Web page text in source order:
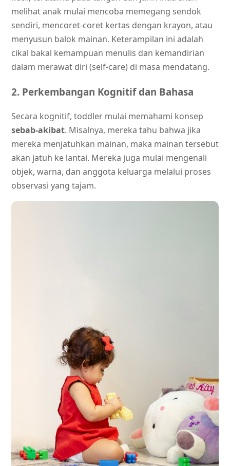
melihat anak mulai mencoba memegang sendok
sendiri, mencoret-coret kertas dengan krayon, atau
menyusun balok mainan. Keterampilan ini adalah
cikal bakal kemampuan menulis dan kemandirian
dalam merawat diri (self-care) di masa mendatang.
2. Perkembangan Kognitif dan Bahasa
Secara kognitif, toddler mulai memahami konsep
sebab-akibat. Misalnya, mereka tahu bahwa jika
mereka menjatuhkan mainan, maka mainan tersebut
akan jatuh ke lantai. Mereka juga mulai mengenali
objek, warna, dan anggota keluarga melalui proses
observasi yang tajam.